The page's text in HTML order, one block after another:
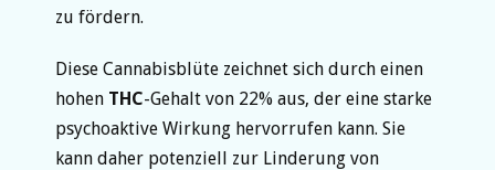
zu fördern.
Diese Cannabisblüte zeichnet sich durch einen
hohen THC-Gehalt von 22% aus, der eine starke
psychoaktive Wirkung hervorrufen kann. Sie
kann daher potenziell zur Linderung von